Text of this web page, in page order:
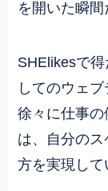
を開いた瞬間
SHElikesで
してのウェ
徐々に仕事
は、自分の
方を実現して